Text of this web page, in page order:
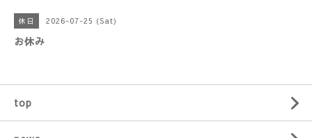
休日 2026-07-25 (Sat)
お休み
top